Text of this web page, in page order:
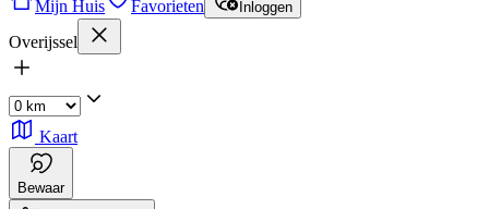
Mijn Huis Favorieten Inloggen
Overijssel
Kaart
Bewaar